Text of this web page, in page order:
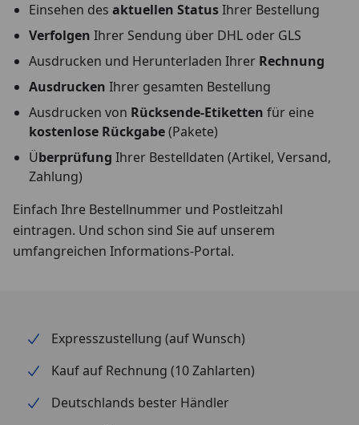
Einsehen des aktuellen StatusIhrer Bestellung
Verfolgen Ihrer Sendung über DHL oder GLS
Ausdrucken und Herunterladen Ihrer Rechnung
Ausdrucken Ihrer gesamten Bestellung
Ausdrucken von Rücksende-Etiketten für eine
kostenlose Rückgabe(Pakete)
Überprüfung Ihrer Bestelldaten (Artikel, Versand,
Zahlung)
Einfach Ihre Bestellnummer und Postleitzahl
eintragen. Und schon sind Sie auf unserem
umfangreichen Informations-Portal.
Expresszustellung (auf Wunsch)
Kauf auf Rechnung (10 Zahlarten)
Deutschlands bester Händler